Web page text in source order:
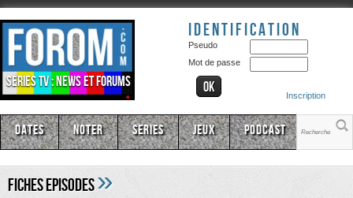
Séries TV : news et forums
Identification
Pseudo
Mot de passe
Inscription
Dates Noter Series Jeux Podcast
Fiches Episodes»